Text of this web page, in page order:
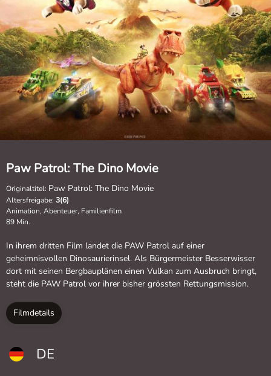
Paw Patrol: The Dino Movie
Originaltitel: Paw Patrol: The Dino Movie
Altersfreigabe: 3(6)
Animation, Abenteuer, Familienfilm
89 Min.
In ihrem dritten Film landet die PAW Patrol auf einer
geheimnisvollen Dinosaurierinsel. Als Bürgermeister Besserwisser
dort mit seinen Bergbauplänen einen Vulkan zum Ausbruch bringt,
steht die PAW Patrol vor ihrer bisher grössten Rettungsmission.
Filmdetails
DE